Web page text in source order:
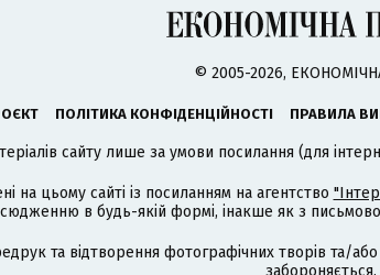
© 2005-2026,
ПОЛІТИКА КОНФІДЕНЦІЙНОСТІ ПРАВИЛА
сайту лише за умови посилання (для
на цьому сайті із посиланням на агентство
в будь-якій формі, інакше як з
та відтворення фотографічних творів та/
забороняється.